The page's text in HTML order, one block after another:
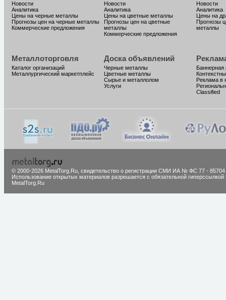
Новости
Аналитика
Цены на черные металлы
Прогнозы цен на черные металлы
Коммерческие предложения
Новости
Аналитика
Цены на цветные металлы
Прогнозы цен на цветные
металлы
Коммерческие предложения
Новости
Аналитика
Цены на
Прогнозы
металлы
Металлоторговля
Каталог организаций
Металлургический маркетплейс
Доска объявлений
Черные металлы
Цветные металлы
Сырье и металлолом
Услуги
Баннерная
Реклама в
Classified
© 2000-2026 MetalTorg.Ru, cвидетельство о регистрации СМИ ИА № ФС 77 - 85704
Использование открытых материалов разрешается с обязательной гиперссылкой
MetalTorg.Ru